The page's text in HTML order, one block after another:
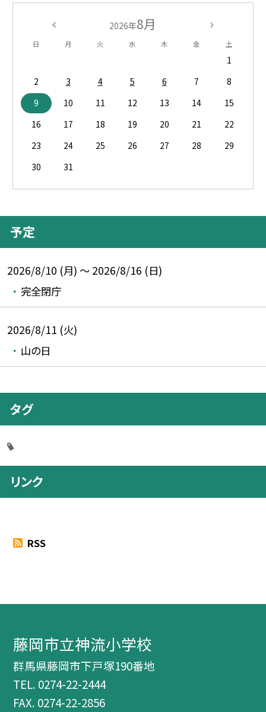
2026年8月
日 月 火 水 木 金 土
1
2
3 4 5 6 7
8
9
10 11 12 13 14
15
16
17 18 19 20 21
22
23
24 25 26 27 28
29
30
31
予定
2026/8/10 (月) ～ 2026/8/16 (日)
完全閉庁
2026/8/11 (火)
山の日
タグ
リンク
RSS
藤岡市立神流小学校
群馬県藤岡市下戸塚190番地
TEL. 0274-22-2444
FAX. 0274-22-2856